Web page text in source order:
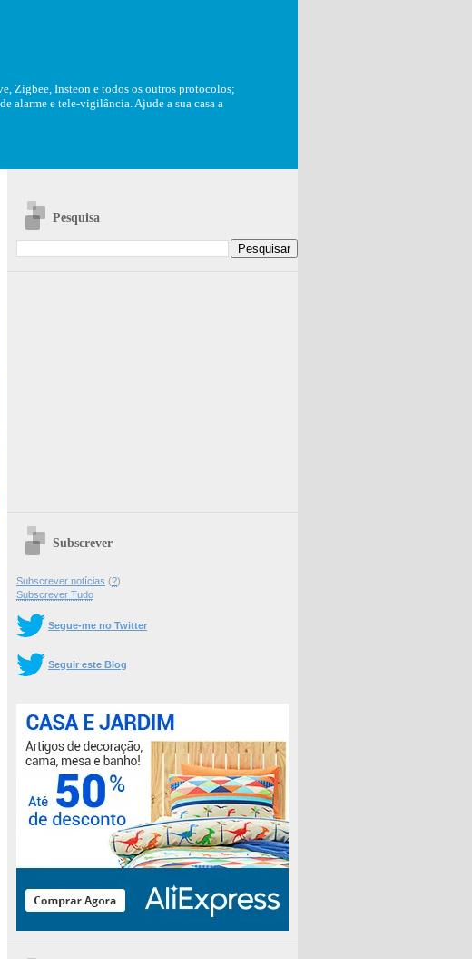
Zigbee, Insteon e todos os outros protocolos;
alarme e tele-vigilância. Ajude a sua casa a
Pesquisa
Subscrever
Subscrever notícias (?)
Subscrever Tudo
Segue-me no Twitter
Seguir este Blog